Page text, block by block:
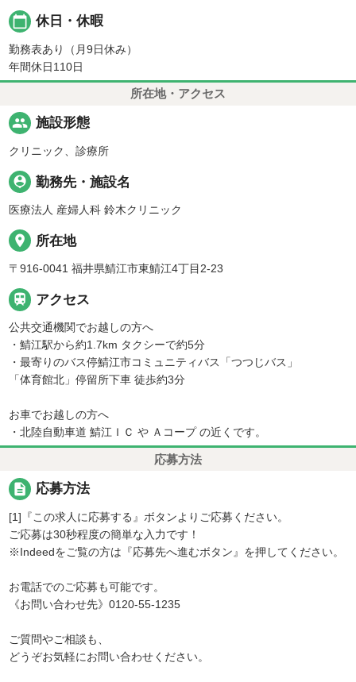
calendar_today 休日・休暇
勤務表あり（月9日休み）
年間休日110日
所在地・アクセス
people 施設形態
クリニック、診療所
person_pin 勤務先・施設名
医療法人 産婦人科 鈴木クリニック
place 所在地
〒916-0041 福井県鯖江市東鯖江4丁目2-23
 アクセス
公共交通機関でお越しの方へ
・鯖江駅から約1.7km タクシーで約5分
・最寄りのバス停鯖江市コミュニティバス「つつじバス」
「体育館北」停留所下車 徒歩約3分
お車でお越しの方へ
・北陸自動車道 鯖江ＩＣ や Ａコープ の近くです。
応募方法
description 応募方法
[1]『この求人に応募する』ボタンよりご応募ください。
ご応募は30秒程度の簡単な入力です！
※Indeedをご覧の方は『応募先へ進むボタン』を押してください。
お電話でのご応募も可能です。
《お問い合わせ先》0120-55-1235
ご質問やご相談も、
どうぞお気軽にお問い合わせください。